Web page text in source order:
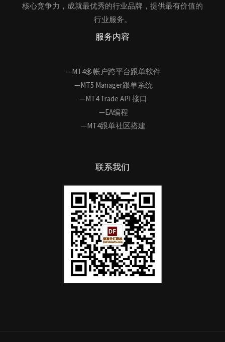
核心竞争力，成就最优秀的行业品牌，提供最有价值的
行业服务。
服务内容
—MT4多帐户跨平台跟单软件
—MT5 Manager跟单系统
—MT4 Trade API 接口
—EA编程
—MT4跟单社区搭建
联系我们